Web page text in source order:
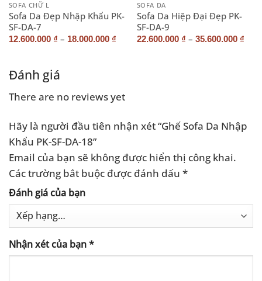
SOFA CHỮ L
Sofa Da Đẹp Nhập Khẩu PK-
SF-DA-7
12.600.000 ₫ – 18.000.000 ₫
SOFA DA
Sofa Da Hiệp Đại Đẹp PK-
SF-DA-9
22.600.000 ₫ – 35.600.000 ₫
Đánh giá
There are no reviews yet
Hãy là người đầu tiên nhận xét “Ghế Sofa Da Nhập
Khẩu PK-SF-DA-18”
Email của bạn sẽ không được hiển thị công khai.
Các trường bắt buộc được đánh dấu *
Đánh giá của bạn
Nhận xét của bạn*